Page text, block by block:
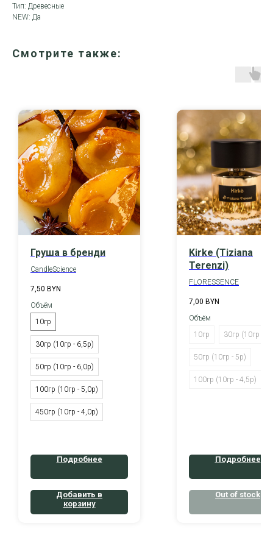
Тип: Древесные
NEW: Да
Смотрите также:
Груша в бренди
CandleScience
7,50 BYN
Объём
10гр
30гр (10гр - 6,5р)
50гр (10гр - 6,0р)
100гр (10гр - 5,0р)
450гр (10гр - 4,0р)
Подробнее
Добавить в
корзину
Kirke (Tiziana
Terenzi)
FLORESSENCE
7,00 BYN
Объём
10гр
30гр (10гр -
50гр (10гр - 5р)
100гр (10гр - 4,5р)
Подробнее
Out of stock